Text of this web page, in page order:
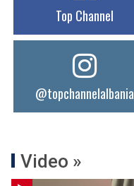
Top Channel
@topchannelalbania
Video »